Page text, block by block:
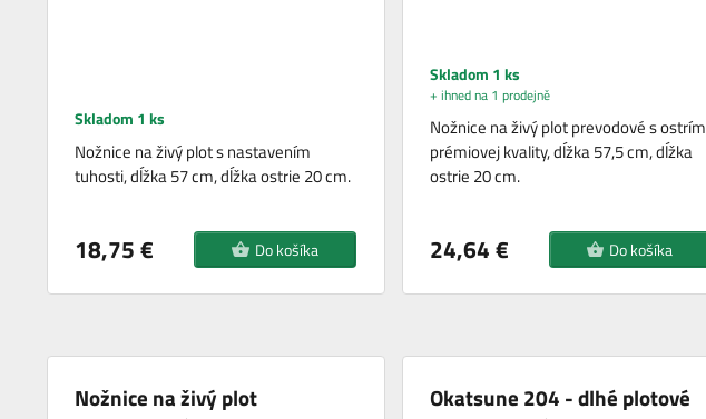
Skladom 1 ks
Nožnice na živý plot s nastavením
tuhosti, dĺžka 57 cm, dĺžka ostrie 20 cm.
18,75 € Do košíka
Skladom 1 ks
+ ihned na 1 prodejně
Nožnice na živý plot prevodové s ostrím
prémiovej kvality, dĺžka 57,5 ​​cm, dĺžka
ostrie 20 cm.
24,64 € Do košíka
Nožnice na živý plot
Okatsune 204 - dlhé plotové